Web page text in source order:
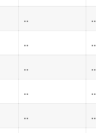
.. ..
.. ..
.. ..
.. ..
.. ..